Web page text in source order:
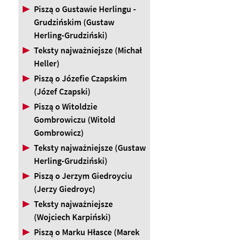
▶ Piszą o Gustawie Herlingu -
Grudzińskim (Gustaw
Herling-Grudziński)
▶ Teksty najważniejsze (Michał
Heller)
▶ Piszą o Józefie Czapskim
(Józef Czapski)
▶ Piszą o Witoldzie
Gombrowiczu (Witold
Gombrowicz)
▶ Teksty najważniejsze (Gustaw
Herling-Grudziński)
▶ Piszą o Jerzym Giedroyciu
(Jerzy Giedroyc)
▶ Teksty najważniejsze
(Wojciech Karpiński)
▶ Piszą o Marku Hłasce (Marek